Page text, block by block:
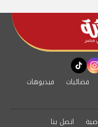
instagram
tiktok
فضائيات
فيديوهات
اتصل بنا